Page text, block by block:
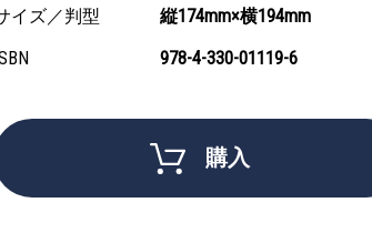
イズ／判型
縦174mm×横194mm
978-4-330-01119-6
購入